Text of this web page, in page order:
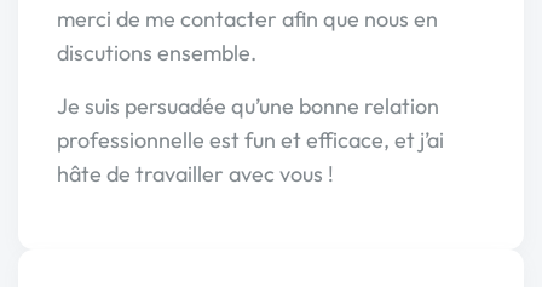
merci de me contacter afin que nous en
discutions ensemble.
Je suis persuadée qu’une bonne relation
professionnelle est fun et efficace, et j’ai
hâte de travailler avec vous !